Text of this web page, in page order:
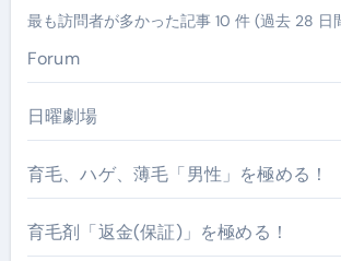
最も訪問者が多かった記事 10 件 (過去 28 日
Forum
日曜劇場
育毛、ハゲ、薄毛「男性」を極める！
育毛剤「返金(保証)」を極める！